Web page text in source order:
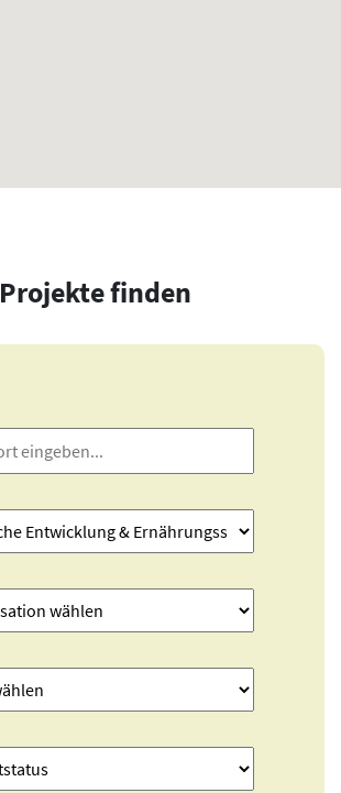
Projekte finden